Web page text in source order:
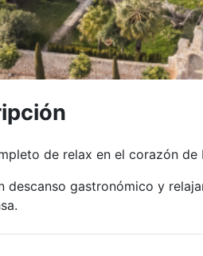
de relax en el corazón
descanso gastronómico y